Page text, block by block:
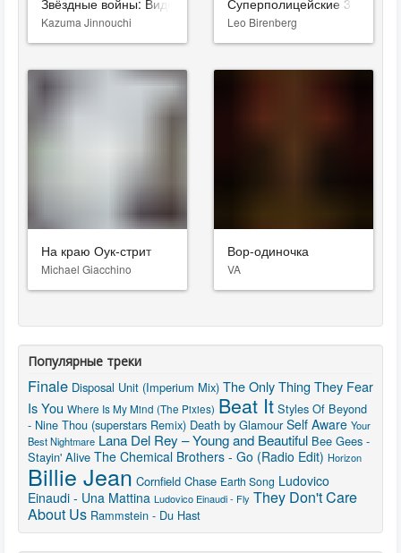
Звёздные войны: Видения. Девятый джедай
Kazuma Jinnouchi
Суперполицейские 3
Leo Birenberg
На краю Оук-стрит
Michael Giacchino
Вор-одиночка
VA
Популярные треки
Finale Disposal Unit (Imperium Mix) The Only Thing They Fear
Is You Where Is My Mind (The Pixies) Beat It Styles Of Beyond
- Nine Thou (superstars Remix) Death by Glamour Self Aware Your
Best Nightmare Lana Del Rey – Young and Beautiful Bee Gees -
Stayin' Alive The Chemical Brothers - Go (Radio Edit) Horizon
Billie Jean Cornfield Chase Earth Song Ludovico
Einaudi - Una Mattina Ludovico Einaudi - Fly They Don't Care
About Us Rammstein - Du Hast